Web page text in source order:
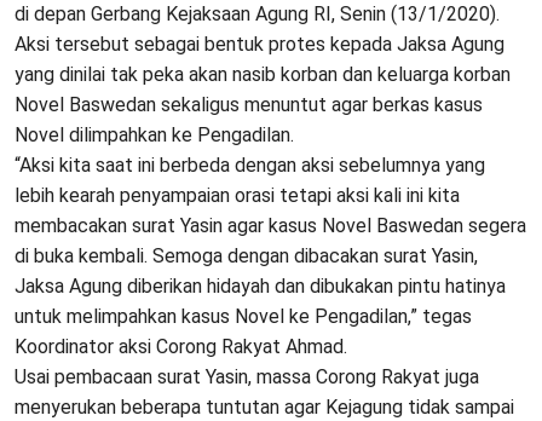
di depan Gerbang Kejaksaan Agung RI, Senin (13/1/2020).
Aksi tersebut sebagai bentuk protes kepada Jaksa Agung
yang dinilai tak peka akan nasib korban dan keluarga korban
Novel Baswedan sekaligus menuntut agar berkas kasus
Novel dilimpahkan ke Pengadilan.
“Aksi kita saat ini berbeda dengan aksi sebelumnya yang
lebih kearah penyampaian orasi tetapi aksi kali ini kita
membacakan surat Yasin agar kasus Novel Baswedan segera
di buka kembali. Semoga dengan dibacakan surat Yasin,
Jaksa Agung diberikan hidayah dan dibukakan pintu hatinya
untuk melimpahkan kasus Novel ke Pengadilan,” tegas
Koordinator aksi Corong Rakyat Ahmad.
Usai pembacaan surat Yasin, massa Corong Rakyat juga
menyerukan beberapa tuntutan agar Kejagung tidak sampai